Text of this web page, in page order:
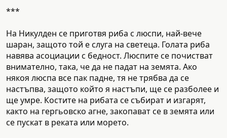
***
На Никулден се приготвя риба с люспи, най-вече
шаран, защото той е слуга на светеца. Голата риба
навява асоциации с бедност. Люспите се почистват
внимателно, така, че да не падат на земята. Ако
някоя люспа все пак падне, тя не трябва да се
настъпва, защото който я настъпи, ще се разболее и
ще умре. Костите на рибата се събират и изгарят,
както на гергьовско агне, закопават се в земята или
се пускат в реката или морето.